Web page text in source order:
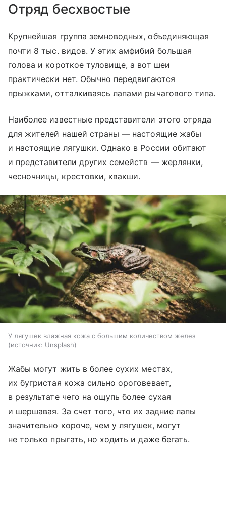
Отряд бесхвостые
Крупнейшая группа земноводных, объединяющая
почти 8 тыс. видов. У этих амфибий большая
голова и короткое туловище, а вот шеи
практически нет. Обычно передвигаются
прыжками, отталкиваясь лапами рычагового типа.
Наиболее известные представители этого отряда
для жителей нашей страны — настоящие жабы
и настоящие лягушки. Однако в России обитают
и представители других семейств — жерлянки,
чесночницы, крестовки, квакши.
У лягушек влажная кожа с большим количеством желез
источник: Unsplash
Жабы могут жить в более сухих местах,
их бугристая кожа сильно ороговевает,
в результате чего на ощупь более сухая
и шершавая. За счет того, что их задние лапы
значительно короче, чем у лягушек, могут
не только прыгать, но ходить и даже бегать.